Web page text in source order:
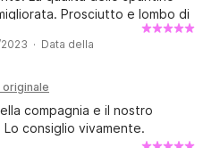
Prosciutto e lombo di
è un charter di alto livello...
· Data della
compagnia e il nostro
consiglio vivamente.